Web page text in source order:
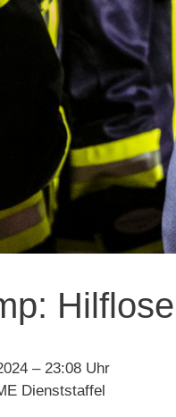
– 23:08 Uhr
Dienststaffel